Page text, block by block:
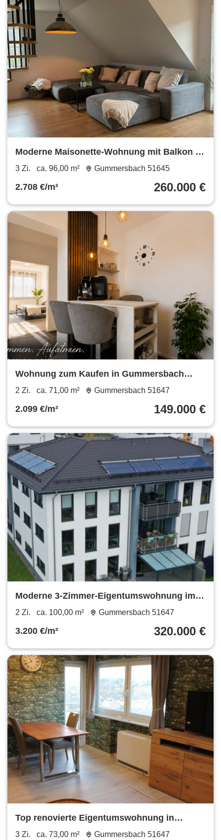
Moderne Maisonette-Wohnung mit Balkon in
ruhiger, zentraler Lage
3 Zi. ca. 96,00 m² Gummersbach 51645
2.708 €/m² 260.000 €
Wohnung zum Kaufen in Gummersbach
149.000 € 71 m²
2 Zi. ca. 71,00 m² Gummersbach 51647
2.099 €/m² 149.000 €
Moderne 3-Zimmer-Eigentumswohnung im
OG - 2 Carports
2 Zi. ca. 100,00 m² Gummersbach 51647
3.200 €/m² 320.000 €
Top renovierte Eigentumswohnung in
Gummersbach Bernberg
3 Zi. ca. 73,00 m² Gummersbach 51647